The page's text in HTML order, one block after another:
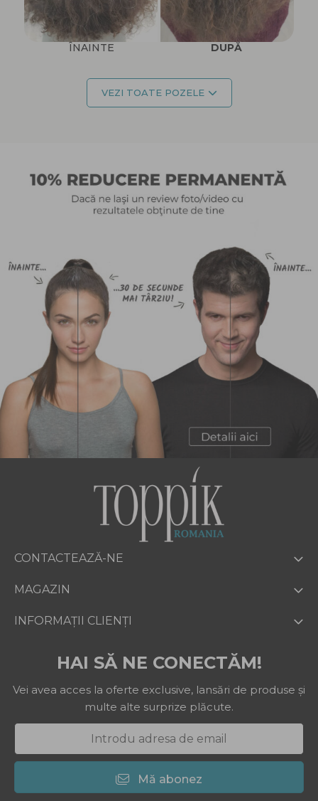
ÎNAINTE DUPĂ
VEZI TOATE POZELE
CONTACTEAZĂ-NE
MAGAZIN
INFORMAȚII CLIENȚI
HAI SĂ NE CONECTĂM!
Vei avea acces la oferte exclusive, lansări de produse și
multe alte surprize plăcute.
Mă abonez